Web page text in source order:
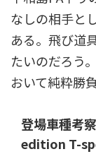
なしの相手と
ある。飛び道
たいのだろう
おいて純粋勝
登場車種考
edition T-